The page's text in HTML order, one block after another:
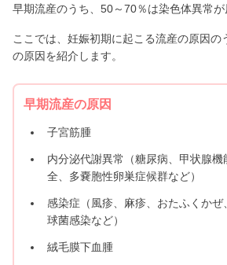
早期流産のうち、50～70％は染色体異常が
ここでは、妊娠初期に起こる流産の原因の
の原因を紹介します。
早期流産の原因
子宮筋腫
内分泌代謝異常（糖尿病、甲状腺
全、多嚢胞性卵巣症候群など）
感染症（風疹、麻疹、おたふくか
球菌感染など）
絨毛膜下血腫